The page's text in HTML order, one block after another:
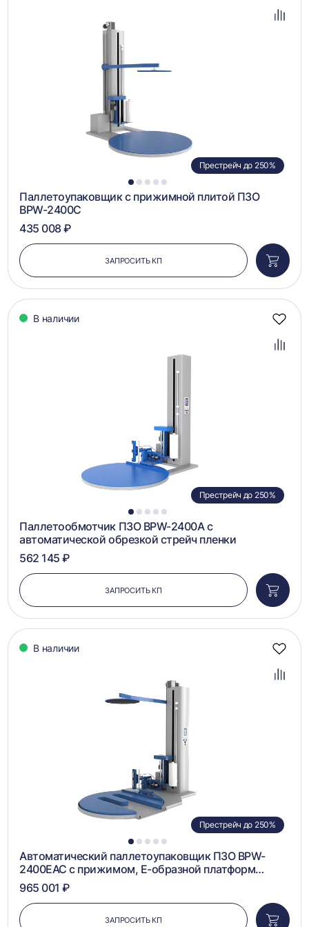
1 2 3 4 5
Престрейч до 250%
Паллетоупаковщик с прижимной плитой ПЗО
BPW-2400C
435 008 ₽
ЗАПРОСИТЬ КП
в
В наличии
1 2 3 4 5
Престрейч до 250%
Паллетообмотчик ПЗО BPW-2400A с
автоматической обрезкой стрейч пленки
562 145 ₽
ЗАПРОСИТЬ КП
в
В наличии
1 2 3 4 5
Престрейч до 250%
Автоматический паллетоупаковщик ПЗО BPW-
2400ЕАС с прижимом, Е-образной платформ…
965 001 ₽
ЗАПРОСИТЬ КП